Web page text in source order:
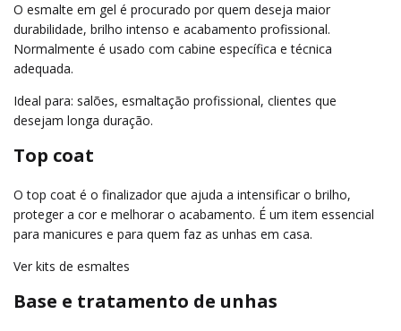
O esmalte em gel é procurado por quem deseja maior
durabilidade, brilho intenso e acabamento profissional.
Normalmente é usado com cabine específica e técnica
adequada.
Ideal para: salões, esmaltação profissional, clientes que
desejam longa duração.
Top coat
O top coat é o finalizador que ajuda a intensificar o brilho,
proteger a cor e melhorar o acabamento. É um item essencial
para manicures e para quem faz as unhas em casa.
Ver kits de esmaltes
Base e tratamento de unhas